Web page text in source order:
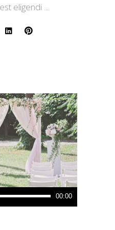
eligendi
Audio
Player
00:00